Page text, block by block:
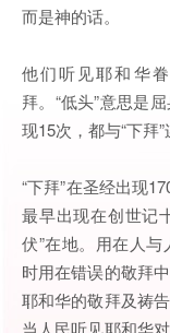
而是神的话。
他们听见耶和华
拜。“低头”意思是
现15次，都与“下拜
“下拜”在圣经出现
最早出现在创世记
伏”在地。用在人
时用在错误的敬拜
耶和华的敬拜及祷
当人民听见耶和华